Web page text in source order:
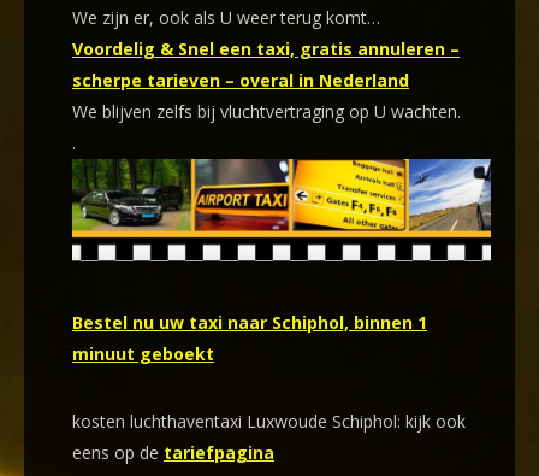
We zijn er, ook als U weer terug komt…
Voordelig & Snel een taxi, gratis annuleren –
scherpe tarieven – overal in Nederland
We blijven zelfs bij vluchtvertraging op U wachten.
.
Bestel nu uw taxi naar Schiphol, binnen 1
minuut geboekt
kosten luchthaventaxi Luxwoude Schiphol: kijk ook
eens op de tariefpagina